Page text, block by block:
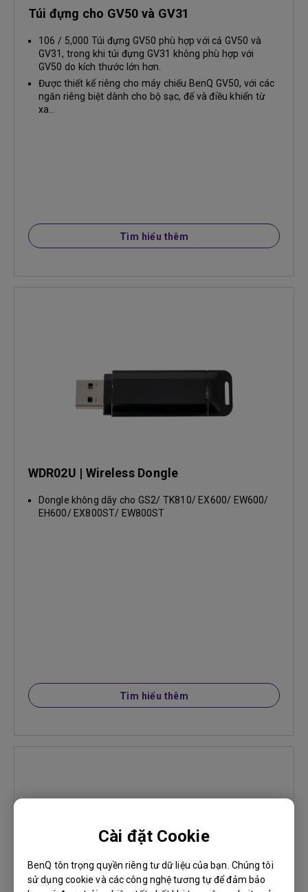
Cài đặt Cookie
BenQ tôn trọng quyền riêng tư dữ liệu của bạn. Chúng tôi
sử dụng cookie và các công nghệ tương tự để đảm bảo
Túi đựng cho GV50 và GV31
106 / 5,000 Túi đựng GV50 phù hợp với cả GV50 và
GV31, trong khi túi đựng GV31 không phù hợp với
GV50 do kích thước lớn hơn.
Được thiết kế riêng cho máy chiếu BenQ GV50, với các
ngăn riêng biệt dành cho bộ sạc, đế và điều khiển từ
xa...
Tìm hiểu thêm
WDR02U | Wireless Dongle
Dongle không dây cho GS2/ TK810/ EX600/ EW600/
EH600/ EX800ST/ EW800ST
Tìm hiểu thêm